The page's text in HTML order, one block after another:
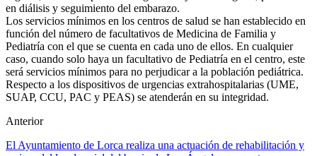
en diálisis y seguimiento del embarazo.
Los servicios mínimos en los centros de salud se han establecido en
función del número de facultativos de Medicina de Familia y
Pediatría con el que se cuenta en cada uno de ellos. En cualquier
caso, cuando solo haya un facultativo de Pediatría en el centro, este
será servicios mínimos para no perjudicar a la población pediátrica.
Respecto a los dispositivos de urgencias extrahospitalarias (UME,
SUAP, CCU, PAC y PEAS) se atenderán en su integridad.
Anterior
El Ayuntamiento de Lorca realiza una actuación de rehabilitación y